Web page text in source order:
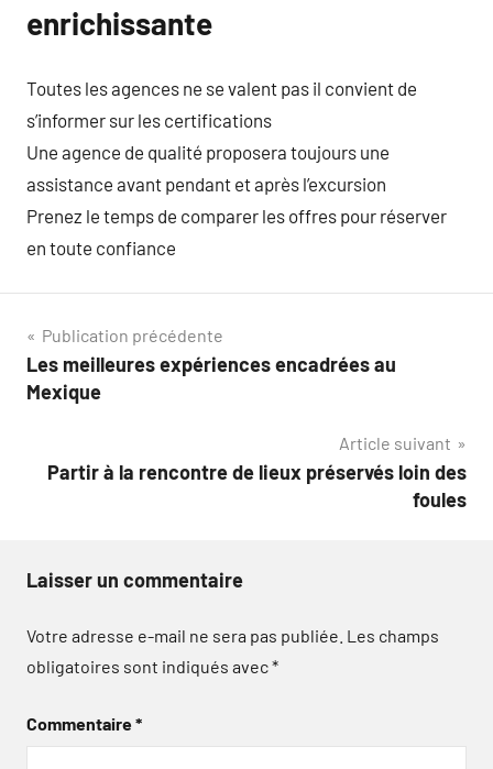
enrichissante
Toutes les agences ne se valent pas il convient de
s’informer sur les certifications
Une agence de qualité proposera toujours une
assistance avant pendant et après l’excursion
Prenez le temps de comparer les offres pour réserver
en toute confiance
Navigation
de
Publication précédente
Les meilleures expériences encadrées au
Mexique
Article suivant
Partir à la rencontre de lieux préservés loin des
foules
Laisser un commentaire
Votre adresse e-mail ne sera pas publiée. Les champs
obligatoires sont indiqués avec*
Commentaire*